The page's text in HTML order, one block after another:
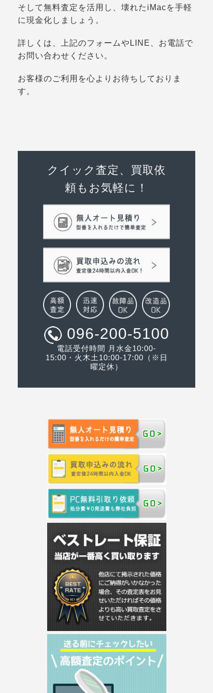
そして無料査定を活用し、壊れたiMacを手軽
に現金化しましょう。
詳しくは、上記のフォームやLINE、お電話で
お問い合わせください。
お客様のご利用を心よりお待ちしておりま
す。
クイック査定、買取依
頼もお気軽に！
096-200-5100
電話受付時間 月水金10:00-
15:00・火木土10:00-17:00（※日
曜定休）